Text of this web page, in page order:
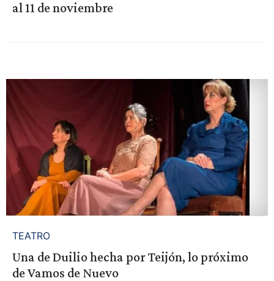
al 11 de noviembre
TEATRO
Una de Duilio hecha por Teijón, lo próximo
de Vamos de Nuevo